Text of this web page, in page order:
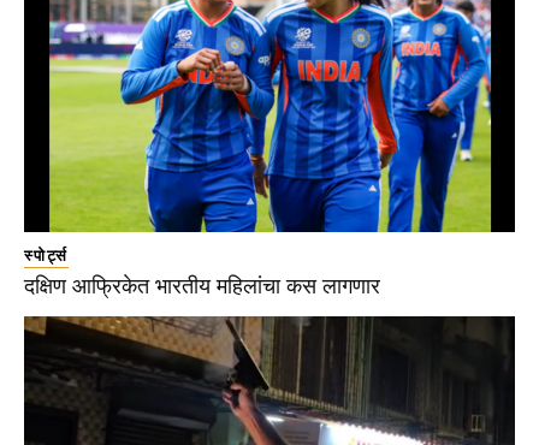
स्पोर्ट्स
दक्षिण आफ्रिकेत भारतीय महिलांचा कस लागणार